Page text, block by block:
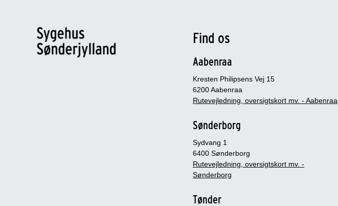
Find os
Aabenraa
Kresten Philipsens Vej 15
6200 Aabenraa
Rutevejledning, oversigtskort mv. - Aabenraa
Sønderborg
Sydvang 1
6400 Sønderborg
Rutevejledning, oversigtskort mv. -
Sønderborg
Tønder